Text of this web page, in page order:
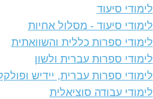
לימודי סיעוד
לימודי סיעוד - מסלול אחיות
לימודי ספרות כללית והשוואתית
לימודי ספרות עברית ולשון
לימודי ספרות עברית, יידיש
לימודי עבודה סוציאלית